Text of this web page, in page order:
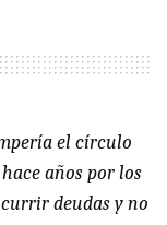
el círculo
años por los
deudas y no